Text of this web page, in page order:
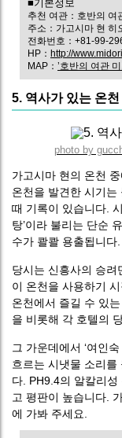
■기본정보
추천 여관：호반의 여
주소：가고시마 현 히
전화번호：+81-99-
HP： http://
MAP： ’호반의 여관
5. 역사가 있는 온천
photo by
가고시마 현의 온천
온천을 발견한 시기는
때 기록이 있습니다.
탕’이라 불리는 단순
수가 콸콸 용출됩니다.
당시는 신흥사의 승려
이 온천을 사용하기
온천에서 즐길 수 있
을 비롯해 각 호텔의
그 가운데에서 ‘여인
흐르는 시냇물 소리를
다. PH9.4의 알칼리
고 평판이 높습니다.
에 가봐 주세요.